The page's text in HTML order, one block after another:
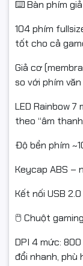
⌨️ Bàn phím
104 phím
tốt cho cả
Giả cơ
so với phím
LED Rainbow
theo “âm
Độ bền phím
Keycap ABS –
Kết nối USB
🖱 Chuột
DPI 4 mức:
đổi nhanh, phù